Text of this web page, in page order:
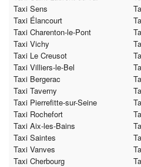
Taxi Sens
Taxi Élancourt
Taxi Charenton-le-Pont
Taxi Vichy
Taxi Le Creusot
Taxi Villiers-le-Bel
Taxi Bergerac
Taxi Taverny
Taxi Pierrefitte-sur-Seine
Taxi Rochefort
Taxi Aix-les-Bains
Taxi Saintes
Taxi Vanves
Taxi Cherbourg